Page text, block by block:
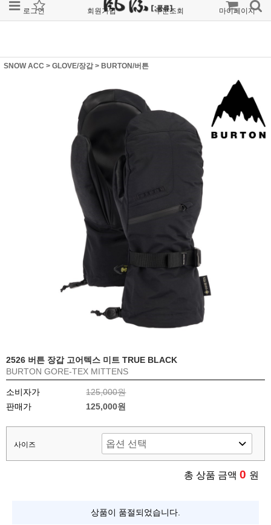
로그인 회원가입 주문조회 마이페이지
SNOW ACC > GLOVE/장갑 > BURTON/버튼
2526 버튼 장갑 고어텍스 미트 TRUE BLACK
BURTON GORE-TEX MITTENS
소비자가
125,000원
판매가
125,000원
사이즈
총 상품 금액 0 원
상품이 품절되었습니다.